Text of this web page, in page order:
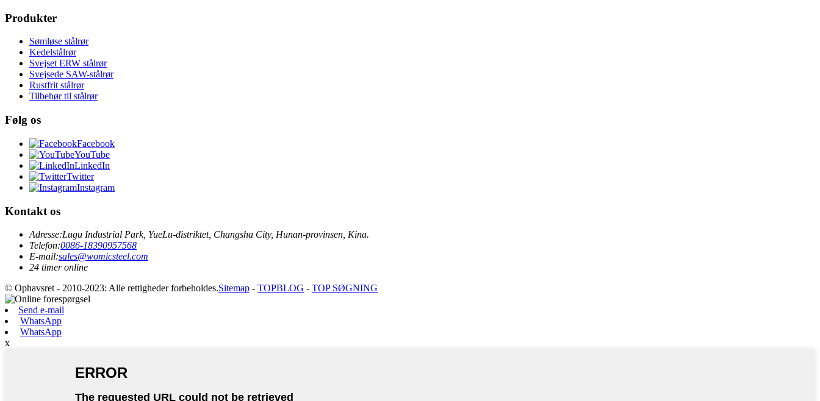
Produkter
Sømløse stålrør
Kedelstålrør
Svejset ERW stålrør
Svejsede SAW-stålrør
Rustfrit stålrør
Tilbehør til stålrør
Følg os
Facebook
YouTube
LinkedIn
Twitter
Instagram
Kontakt os
Adresse:Lugu Industrial Park, YueLu-distriktet, Changsha City, Hunan-provinsen, Kina.
Telefon:0086-18390957568
E-mail:sales@womicsteel.com
24 timer online
© Ophavsret - 2010-2023: Alle rettigheder forbeholdes.Sitemap - TOPBLOG - TOP SØGNING
Send e-mail
WhatsApp
WhatsApp
x